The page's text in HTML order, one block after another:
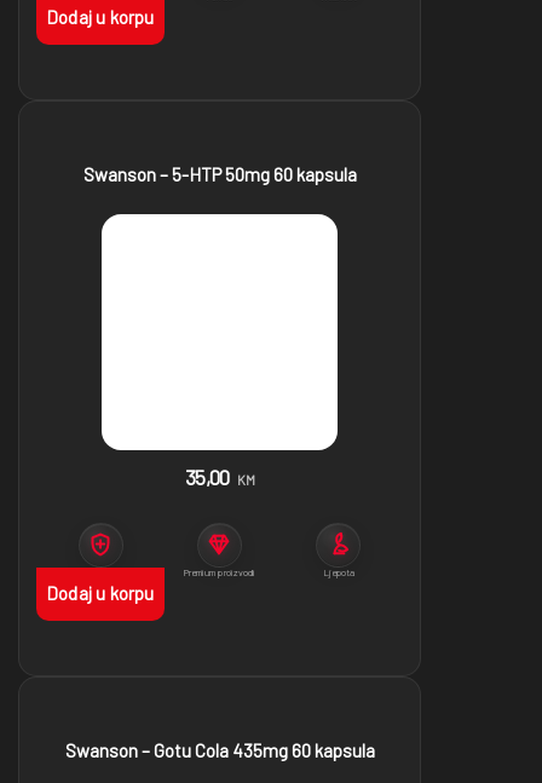
Dodaj u korpu
Swanson – 5-HTP 50mg 60 kapsula
35,00 KM
Premium proizvodi Ljepota
Dodaj u korpu
Swanson – Gotu Cola 435mg 60 kapsula